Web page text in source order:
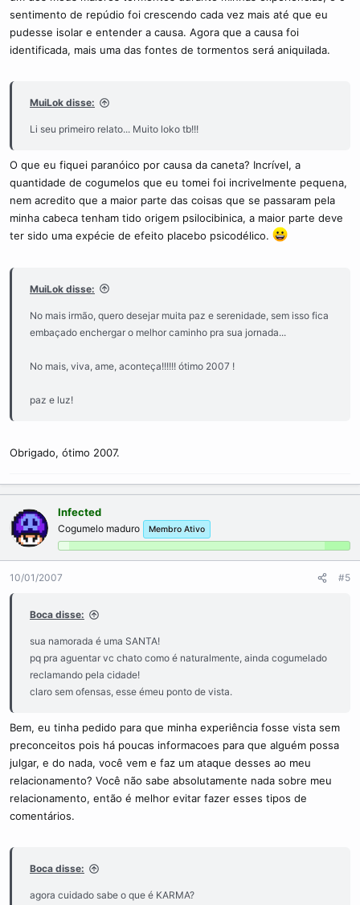
sentimento de repúdio foi crescendo cada vez mais até que eu
pudesse isolar e entender a causa. Agora que a causa foi
identificada, mais uma das fontes de tormentos será aniquilada.
MuiLok disse:
Li seu primeiro relato... Muito loko tb!!!
O que eu fiquei paranóico por causa da caneta? Incrível, a
quantidade de cogumelos que eu tomei foi incrivelmente pequena,
nem acredito que a maior parte das coisas que se passaram pela
minha cabeca tenham tido origem psilocibinica, a maior parte deve
ter sido uma expécie de efeito placebo psicodélico.
MuiLok disse:
No mais irmão, quero desejar muita paz e serenidade, sem isso fica
embaçado enchergar o melhor caminho pra sua jornada...
No mais, viva, ame, aconteça!!!!!! ótimo 2007 !
paz e luz!
Obrigado, ótimo 2007.
Infected
Cogumelo maduro Membro Ativo
10/01/2007 #5
Boca disse:
sua namorada é uma SANTA!
pq pra aguentar vc chato como é naturalmente, ainda cogumelado
reclamando pela cidade!
claro sem ofensas, esse émeu ponto de vista.
Bem, eu tinha pedido para que minha experiência fosse vista sem
preconceitos pois há poucas informacoes para que alguém possa
julgar, e do nada, você vem e faz um ataque desses ao meu
relacionamento? Você não sabe absolutamente nada sobre meu
relacionamento, então é melhor evitar fazer esses tipos de
comentários.
Boca disse:
agora cuidado sabe o que é KARMA?